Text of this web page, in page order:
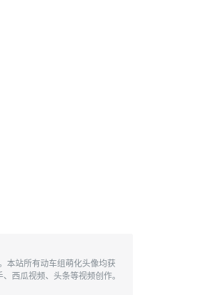
本站所有动车组萌化头像均获
西瓜视频、头条等视频创作。